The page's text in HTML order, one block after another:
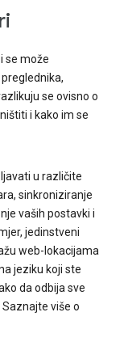
se može
se ovisno o
i kako im se
u različite
sinkroniziranje
vaših postavki i
jedinstveni
web-lokacijama
jeziku koji ste
da odbija sve
Saznajte više o